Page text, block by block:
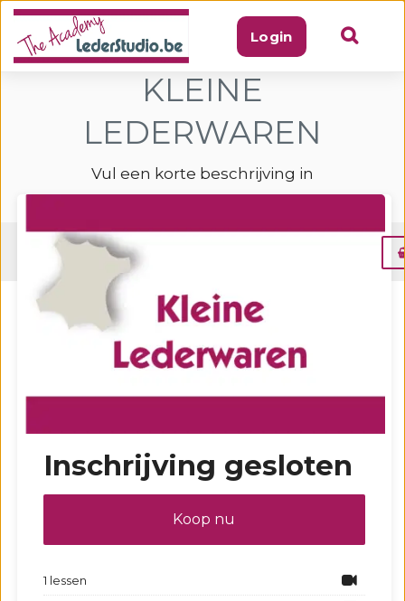
Login
KLEINE
LEDERWAREN
Vul een korte beschrijving in
Inschrijving gesloten
Koop nu
1 lessen
Beschrijving
Vul een korte beschrijving in
inhoud moet je eerstHet ABC
lederen tassen maken: